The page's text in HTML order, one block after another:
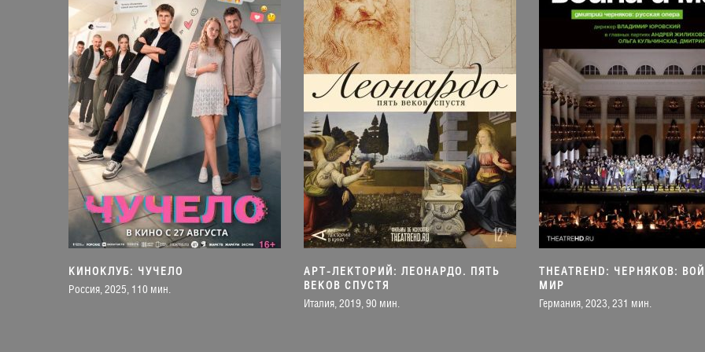
КИНОКЛУБ: ЧУЧЕЛО
Россия, 2025, 110 мин.
АРТ-ЛЕКТОРИЙ: ЛЕОНАРДО. ПЯТЬ
ВЕКОВ СПУСТЯ
Италия, 2019, 90 мин.
THEATREHD: ЧЕРНЯКОВ:
МИР
Германия, 2023, 231 мин.